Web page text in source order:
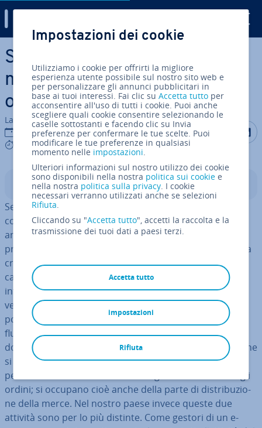
Vai al contenuto prin­ci­pa­le
Sistema di gestione del
magazzino nel commercio
online
La redazione di IONOS
13 mar 2019
6 mins
Condividi
Indice
Se il vostro online shop raccoglie i primi successi e
comincia a crescere, crescono anche gli acquisti e così
anche il fatturato. Un’ampia gamma di prodotti e un
processo di espor­ta­zio­ne degli ordini può portare a una
crescita della vostra attività ma anche a una si­tua­zio­ne
caotica del vostro in­ven­ta­rio, della vostra offerta e,
infine, a clienti non sod­di­sfat­ti. Perché questo non si
verifichi, alcuni sistemi di gestione del magazzino
portano sin dall’inizio a una migliore or­ga­niz­za­zio­ne dei
flussi di merce. Alcuni paesi come la Germania sono
dotati di precisi sistemi di or­ga­niz­za­zio­ne della merce che
si dif­fe­ren­zia­no da quello di gestione del magazzino
perché includono anche attività legate all’evasione degli
ordini; si occupano cioè anche della parte di di­stri­bu­zio­
ne della merce. Nel nostro paese invece queste due
attività sono per lo più distinte. Come gestori di un e-
Impostazioni dei cookie
Utilizziamo i cookie per offrirti la migliore
esperienza utente possibile sul nostro sito web e
per personalizzare gli annunci pubblicitari in
base ai tuoi interessi. Fai clic suAccetta tutto per
acconsentire all'uso di tutti i cookie. Puoi anche
scegliere quali cookie consentire selezionando le
caselle sottostanti e facendo clic su Invia
preferenze per confermare le tue scelte. Puoi
modificare le tue preferenze in qualsiasi
momento nelle impostazioni.
Ulteriori informazioni sul nostro utilizzo dei cookie
sono disponibili nella nostra politica sui cookie e
nella nostra politica sulla privacy. I cookie
necessari verranno utilizzati anche se selezioni
Rifiuta.
Cliccando su "Accetta tutto", accetti la raccolta e la
trasmissione dei tuoi dati a paesi terzi.
Accetta tutto
Rifiuta
impostazioni